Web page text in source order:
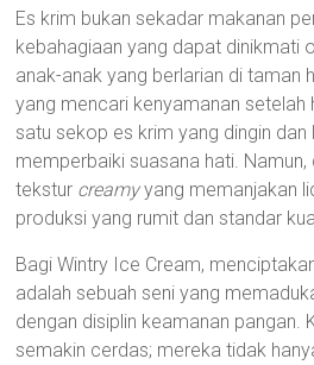
Es krim bukan sekadar makanan
kebahagiaan yang dapat dinikmati
anak-anak yang berlarian di taman
yang mencari kenyamanan setelah
satu sekop es krim yang dingin dan
memperbaiki suasana hati.
tekstur creamyyang memanjakan
produksi yang rumit dan standar
Bagi Wintry Ice Cream,
adalah sebuah seni yang
dengan disiplin keamanan pangan.
semakin cerdas; mereka tidak